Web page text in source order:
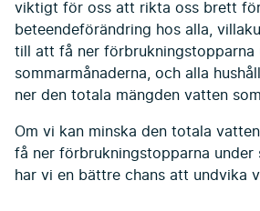
viktigt för oss att rikta oss brett
beteendeförändring hos alla,
till att få ner förbrukningstopparna
sommarmånaderna, och alla
ner den totala mängden vatten
Om vi kan minska den totala
få ner förbrukningstopparna under
har vi en bättre chans att undvika